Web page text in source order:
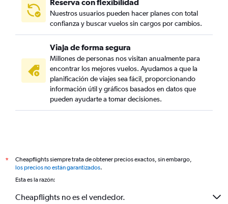
Reserva con flexibilidad
Nuestros usuarios pueden hacer planes con total
confianza y buscar vuelos sin cargos por cambios.
Viaja de forma segura
Millones de personas nos visitan anualmente para
encontrar los mejores vuelos. Ayudamos a que la
planificación de viajes sea fácil, proporcionando
información útil y gráficos basados en datos que
pueden ayudarte a tomar decisiones.
*
Cheapflights siempre trata de obtener precios exactos, sin embargo,
los precios no están garantizados.
Esta es la razón:
Cheapflights no es el vendedor.